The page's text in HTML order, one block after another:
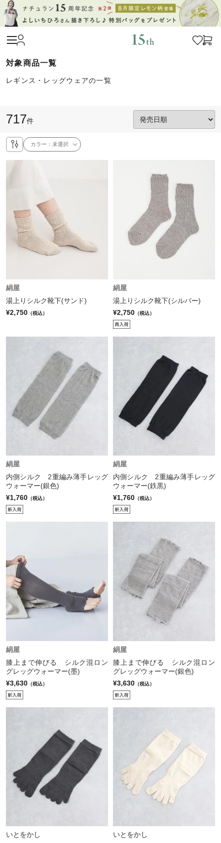
レギンス・レッグウェアの一覧
717件
カラー：未選択
絹屋
湯上りシルク靴下(サンド)
¥2,750 （税込）
絹屋
湯上りシルク靴下(シルバー)
¥2,750 （税込）
絹屋
内側シルク 2重編み薄手レッグ
ウォーマー(銀色)
¥1,760 （税込）
絹屋
内側シルク 2重編み薄手レッグ
ウォーマー(鉄黒)
¥1,760 （税込）
絹屋
膝上まで伸びる シルク混ロン
グレッグウォーマー(墨)
¥3,630 （税込）
絹屋
膝上まで伸びる シルク混ロン
グレッグウォーマー(銀色)
¥3,630 （税込）
いとをかし
いとをかし